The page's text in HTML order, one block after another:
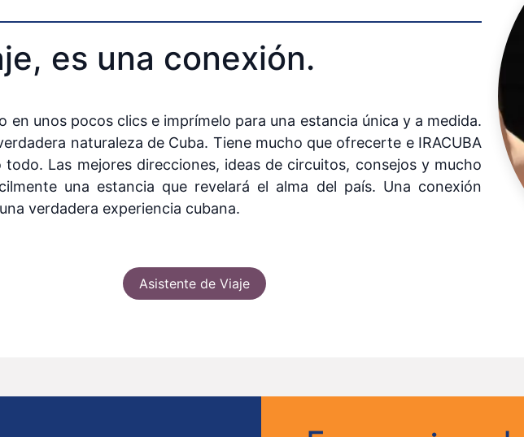
es una conexión.
en unos pocos clics e imprímelo para una estancia única y a medida.
naturaleza de Cuba. Tiene mucho que ofrecerte e IRACUBA
Las mejores direcciones, ideas de circuitos, consejos y mucho
una estancia que revelará el alma del país. Una conexión
verdadera experiencia cubana.
Asistente de Viaje